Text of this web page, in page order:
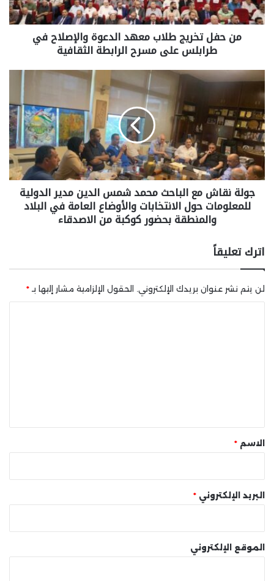
من حفل تخريج طلاب معهد الدعوة والإصلاح في
طرابلس على مسرح الرابطة الثقافية
جولة نقاش مع الباحث محمد شمس الدين مدير الدولية
للمعلومات حول الانتخابات والأوضاع العامة في البلاد
والمنطقة بحضور كوكبة من الاصدقاء
اترك تعليقاً
لن يتم نشر عنوان بريدك الإلكتروني. الحقول الإلزامية مشار إليها بـ *
* الاسم *
البريد الإلكتروني *
الموقع الإلكتروني